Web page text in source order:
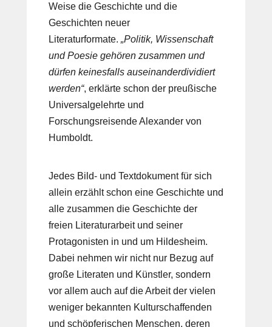
Weise die Geschichte und die
Geschichten neuer
Literaturformate. „Politik, Wissenschaft
und Poesie gehören zusammen und
dürfen keinesfalls auseinanderdividiert
werden“, erklärte schon der preußische
Universalgelehrte und
Forschungsreisende Alexander von
Humboldt.
Jedes Bild- und Textdokument für sich
allein erzählt schon eine Geschichte und
alle zusammen die Geschichte der
freien Literaturarbeit und seiner
Protagonisten in und um Hildesheim.
Dabei nehmen wir nicht nur Bezug auf
große Literaten und Künstler, sondern
vor allem auch auf die Arbeit der vielen
weniger bekannten Kulturschaffenden
und schöpferischen Menschen, deren